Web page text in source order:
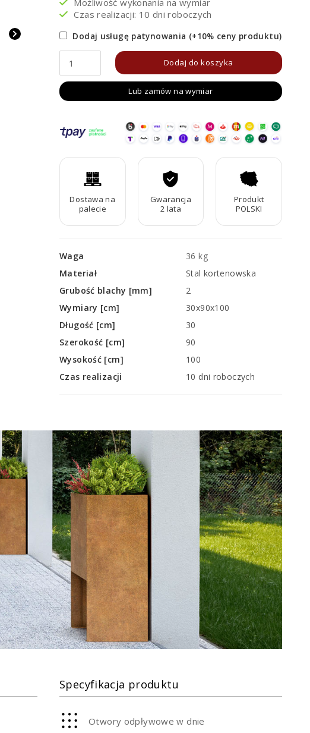
Możliwość wykonania na wymiar
Czas realizacji: 10 dni roboczych
Dodaj usługę patynowania (+10% ceny produktu)
ilość
Donica
Metalowa
PLANTA
Dodaj do koszyka
Lub zamów na wymiar
Dostawa na
palecie
Gwarancja
2 lata
Produkt
POLSKI
Waga
36 kg
Materiał
Stal kortenowska
Grubość blachy [mm]
2
Wymiary [cm]
30x90x100
Długość [cm]
30
Szerokość [cm]
90
Wysokość [cm]
100
Czas realizacji
10 dni roboczych
Specyfikacja produktu
Otwory odpływowe w dnie